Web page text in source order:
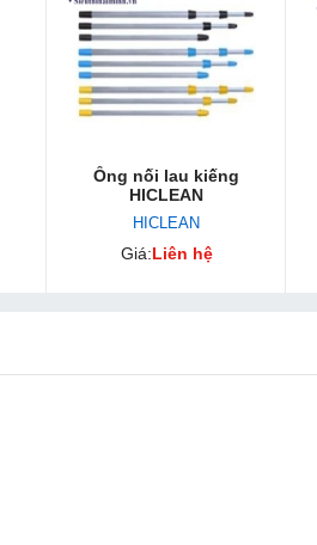
Ống nối lau kiếng
HICLEAN
HICLEAN
Giá:Liên hệ